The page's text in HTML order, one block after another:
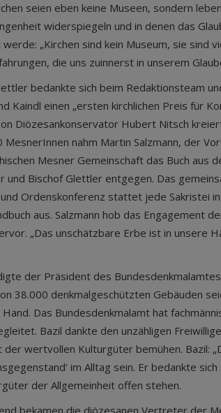
seien eben keine Museen, sondern
widerspiegeln und in denen das
„Kirchen sind kein Museum, sie sind
die uns zuinnerst in unserem
bedankte sich beim Redaktionsteam
Kaindl einen „ersten kirchlichen Preis für
Diözesankonservator Hubert Nitsch
MesnerInnen nahm Martin Salzmann, der
Mesner Gemeinschaft das Buch aus
und Bischof Glettler entgegen. Das
Ordenskonferenz stattet jede Sakristei
aus. Salzmann hob das Engagement
„Das unschätzbare Erbe ist in unsere
der Präsident des
38.000 denkmalgeschützten Gebäuden
Hand. Das Bundesdenkmalamt hat
Bazil dankte den unzähligen
der wertvollen Kulturgüter bemühen. Bazil:
im Alltag sein. Er bedankte
der Allgemeinheit offen stehen.
bekamen die diözesanen Vertreter der